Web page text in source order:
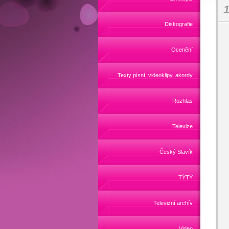
Diskografie
Ocenění
Texty písní, videoklipy, akordy
Rozhlas
Televize
Český Slavík
TÝTÝ
Televizní archív